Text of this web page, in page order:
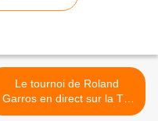
Le tournoi de Roland
Garros en direct sur la TV
d'Orange >